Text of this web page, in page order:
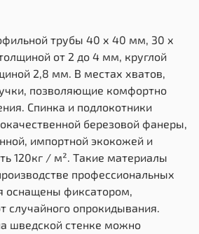
трубы 40 х 40 мм, 30 х
от 2 до 4 мм, круглой
2,8 мм. В местах хватов,
позволяющие комфортно
Спинка и подлокотники
березовой фанеры,
импортной экокожей и
120кг / м². Такие материалы
профессиональных
оснащены фиксатором,
случайного опрокидывания.
шведской стенке можно